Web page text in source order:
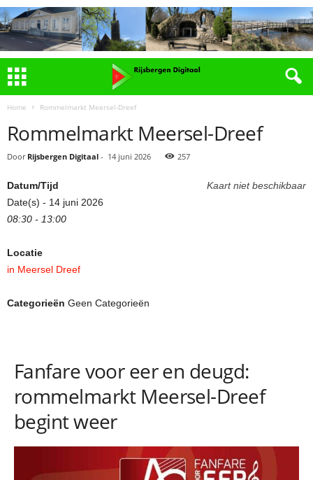
Home Rommelmarkt Meersel-Dreef
Rommelmarkt Meersel-Dreef
Door Rijsbergen Digitaal - 14 juni 2026 257
Kaart niet beschikbaar
Datum/Tijd
Date(s) - 14 juni 2026
08:30 - 13:00
Locatie
in Meersel Dreef
Categorieën Geen Categorieën
Fanfare voor eer en deugd:
rommelmarkt Meersel-Dreef
begint weer